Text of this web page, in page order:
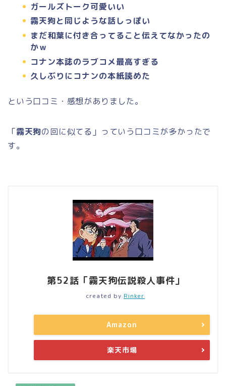
ガールズトーク可愛いい
霧天狗と同じような話しっぽい
まだ和葉に付き合ってること伝えてなかったの
かｗ
コナン本誌のラブコメ最高すぎる
久しぶりにコナンの本紙読めた
という口コミ・感想がありました。
「霧天狗の回に似てる」っていう口コミが多かったで
す。
第52話「霧天狗伝説殺人事件」
created by Rinker
Amazon
楽天市場